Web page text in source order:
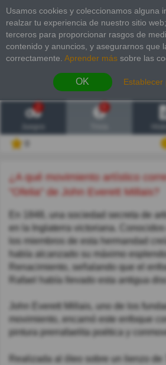
Usamos cookies y coleccionamos alguna
realzar tu experiencia de nuestro sitio
terceros para proporcionar rasgos de
contenido y anuncios, y asegurarnos que
correctamente. Aprender más sobre las
OK Establecer
2
¿A qué movimiento artístico corresponde el cuadro
"Ofelia" de John Everett Millais?
En 1848, una sociedad secreta de
en la Inglaterra victoriana. Conocidos
los miembros de esta hermandad
había alcanzado su máximo
Renacimiento, señalando que el
Rafael había llevado esta antigua
John Everett Millais, uno de los
movimiento, encarnó este enfoque
pintura prerrafaelita poética y
Realizada al óleo sobre un lienzo de